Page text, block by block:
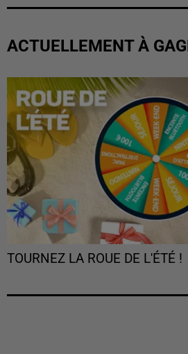
ACTUELLEMENT À
TOURNEZ LA ROUE DE L'ÉTÉ !